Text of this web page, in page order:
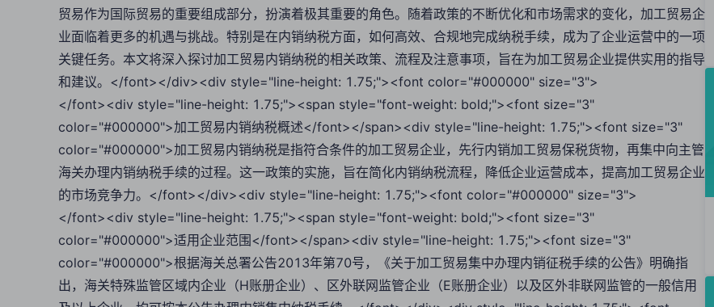
贸易作为国际贸易的重要组成部分，扮演着极其重要的角色。随着政策的不断优化和市场需求的变化，加工贸易企
业面临着更多的机遇与挑战。特别是在内销纳税方面，如何高效、合规地完成纳税手续，成为了企业运营中的一项
关键任务。本文将深入探讨加工贸易内销纳税的相关政策、流程及注意事项，旨在为加工贸易企业提供实用的指导
和建议。</font></div><div style="line-height: 1.75;"><font color="#000000" size="3">
</font><div style="line-height: 1.75;"><span style="font-weight: bold;"><font size="3"
color="#000000">加工贸易内销纳税概述</font></span><div style="line-height: 1.75;"><font size="3"
color="#000000">加工贸易内销纳税是指符合条件的加工贸易企业，先行内销加工贸易保税货物，再集中向主管
海关办理内销纳税手续的过程。这一政策的实施，旨在简化内销纳税流程，降低企业运营成本，提高加工贸易企业
的市场竞争力。</font></div><div style="line-height: 1.75;"><font color="#000000" size="3">
</font><div style="line-height: 1.75;"><span style="font-weight: bold;"><font size="3"
color="#000000">适用企业范围</font></span><div style="line-height: 1.75;"><font size="3"
color="#000000">根据海关总署公告2013年第70号，《关于加工贸易集中办理内销征税手续的公告》明确指
出，海关特殊监管区域内企业（H账册企业）、区外联网监管企业（E账册企业）以及区外非联网监管的一般信用